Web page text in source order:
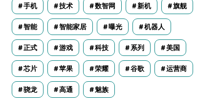
手机 技术 数智网 新机 旗舰
智能 智能家居 曝光 机器人
正式 游戏 科技 系列 美国
芯片 苹果 荣耀 谷歌 运营商
骁龙 高通 魅族